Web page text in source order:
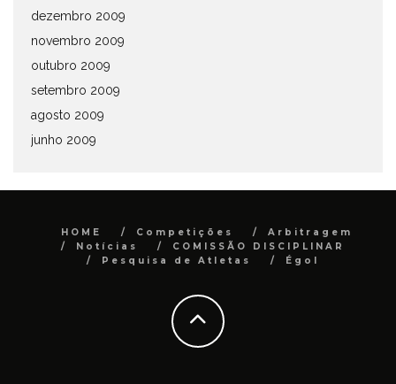
dezembro 2009
novembro 2009
outubro 2009
setembro 2009
agosto 2009
junho 2009
HOME Competições
Arbitragem
Notícias
COMISSÃO DISCIPLINAR
Pesquisa de Atletas
Égol